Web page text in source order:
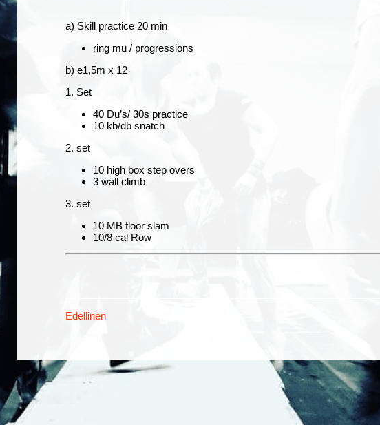
a) Skill practice 20 min
ring mu / progressions
b) e1,5m x 12
1. Set
40 Du’s/ 30s practice
10 kb/db snatch
2. set
10 high box step overs
3 wall climb
3. set
10 MB floor slam
10/8 cal Row
Edellinen